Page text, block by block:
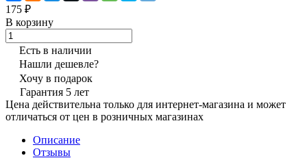
175 ₽
В корзину
Есть в наличии
Нашли дешевле?
Хочу в подарок
Гарантия 5 лет
Цена действительна только для интернет-магазина и может
отличаться от цен в розничных магазинах
Описание
Отзывы